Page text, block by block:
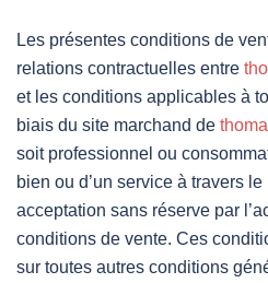
Les présentes conditions de
relations contractuelles entre
et les conditions applicables à
biais du site marchand de
soit professionnel ou
bien ou d’un service à travers
acceptation sans réserve par
conditions de vente. Ces
sur toutes autres conditions